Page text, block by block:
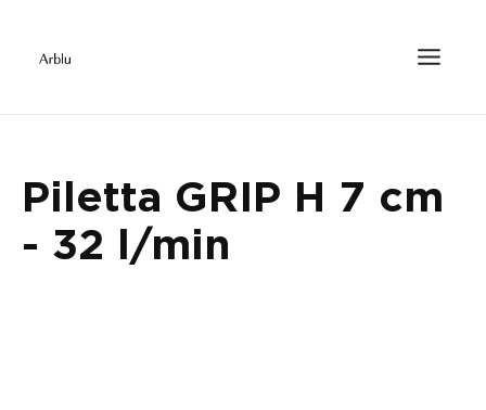
Piletta GRIP H 7 cm
- 32 l/min